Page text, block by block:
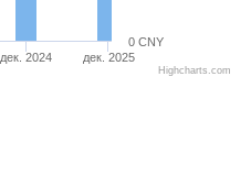
дек. 2024 дек. 2025
0 CNY
Highcharts.com